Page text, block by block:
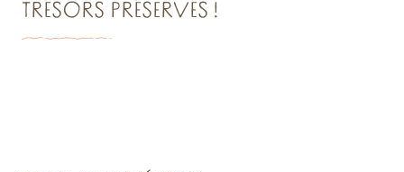
TRÉSORS PRÉSERVÉS !